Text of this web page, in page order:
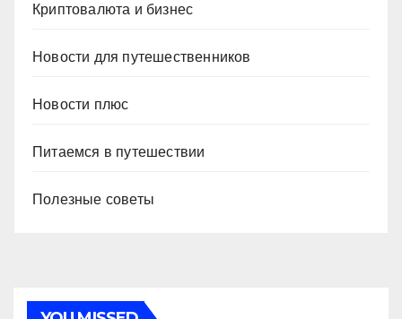
Криптовалюта и бизнес
Новости для путешественников
Новости плюс
Питаемся в путешествии
Полезные советы